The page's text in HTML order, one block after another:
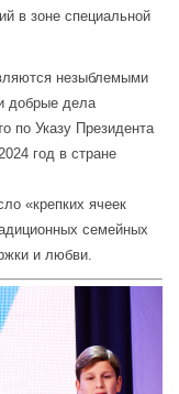
в зоне специальной
незыблемыми
добрые дела
по Указу Президента
год в стране
«крепких ячеек
семейных
и любви.